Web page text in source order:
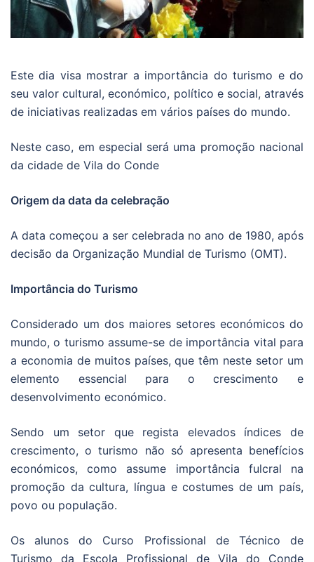
Este dia visa mostrar a importância do turismo e do
seu valor cultural, económico, político e social, através
de iniciativas realizadas em vários países do mundo.
Neste caso, em especial será uma promoção nacional
da cidade de Vila do Conde
Origem da data da celebração
A data começou a ser celebrada no ano de 1980, após
decisão da Organização Mundial de Turismo (OMT).
Importância do Turismo
Considerado um dos maiores setores económicos do
mundo, o turismo assume-se de importância vital para
a economia de muitos países, que têm neste setor um
elemento essencial para o crescimento e
desenvolvimento económico.
Sendo um setor que regista elevados índices de
crescimento, o turismo não só apresenta benefícios
económicos, como assume importância fulcral na
promoção da cultura, língua e costumes de um país,
povo ou população.
Os alunos do Curso Profissional de Técnico de
Turismo da Escola Profissional de Vila do Conde